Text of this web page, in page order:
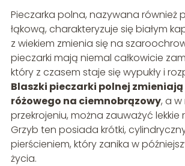
Pieczarka polna, nazywana również
łąkową, charakteryzuje się białym
z wiekiem zmienia się na
pieczarki mają niemal całkowicie
który z czasem staje się wypukły i
Blaszki pieczarki polnej zmieniają
różowego na ciemnobrązowy, a w
przekrojeniu, można zauważyć lekkie
Grzyb ten posiada krótki,
pierścieniem, który zanika w
życia.